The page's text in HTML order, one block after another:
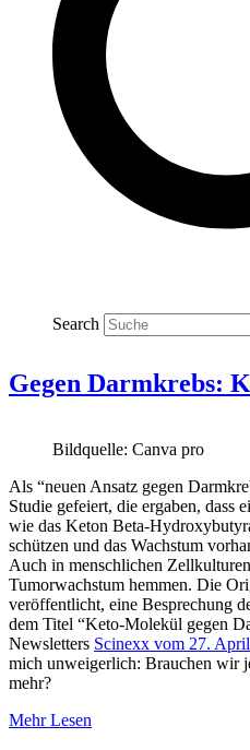
Search
Gegen Darmkrebs:
Bildquelle: Canva pro
Als “neuen Ansatz gegen
Studie gefeiert, die ergaben, dass
wie das Keton Beta-
schützen und das Wachstum
Auch in menschlichen
Tumorwachstum hemmen. Die
veröffentlicht, eine Besprechung
dem Titel “Keto-Molekül gegen
Newsletters Scinexx vom 27. April
mich unweigerlich: Brauchen wir
mehr?
Mehr Lesen